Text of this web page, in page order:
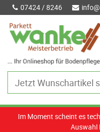
07424 / 8246
Im Moment scheint es
Auswahl